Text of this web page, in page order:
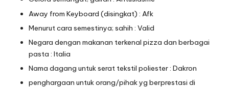
Away from Keyboard (disingkat) : Afk
Menurut cara semestinya; sahih : Valid
Negara dengan makanan terkenal pizza dan berbagai
pasta : Italia
Nama dagang untuk serat tekstil poliester : Dakron
penghargaan untuk orang/pihak yg berprestasi di